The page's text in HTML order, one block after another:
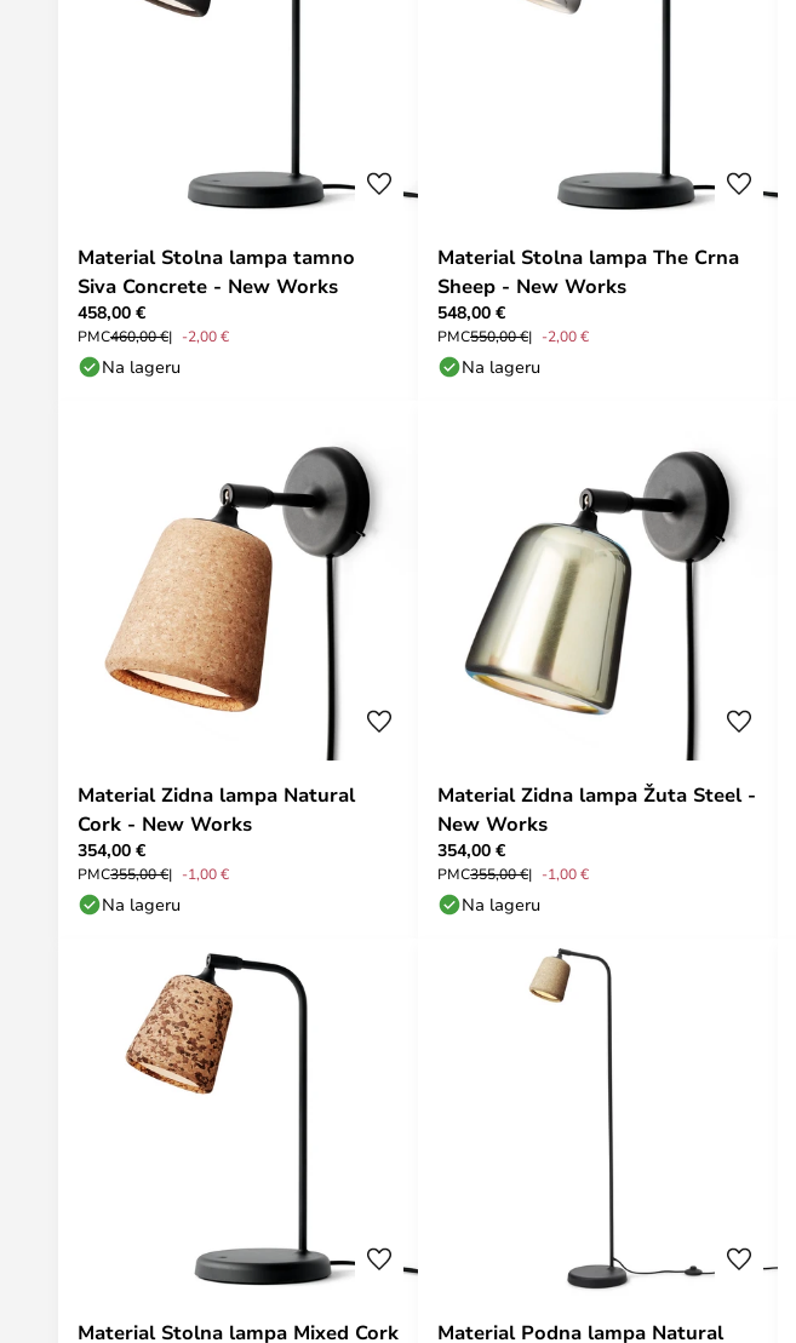
Material Stolna lampa tamno
Siva Concrete - New Works
458,00 €
PMC460,00 € -2,00 €
Na lageru
Material Stolna lampa The Crna
Sheep - New Works
548,00 €
PMC550,00 € -2,00 €
Na lageru
Material Zidna lampa Natural
Cork - New Works
354,00 €
PMC355,00 € -1,00 €
Na lageru
Material Zidna lampa Žuta Steel -
New Works
354,00 €
PMC355,00 € -1,00 €
Na lageru
Material Stolna lampa Mixed Cork Material Podna lampa Natural